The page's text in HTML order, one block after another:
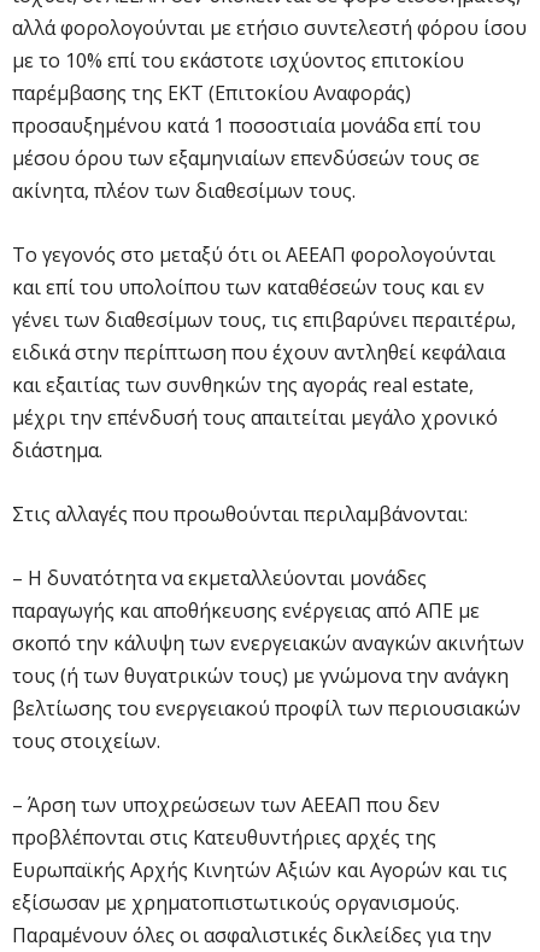
αλλά φορολογούνται με ετήσιο συντελεστή φόρου ίσου
με το 10% επί του εκάστοτε ισχύοντος επιτοκίου
παρέμβασης της ΕΚΤ (Επιτοκίου Αναφοράς)
προσαυξημένου κατά 1 ποσοστιαία μονάδα επί του
μέσου όρου των εξαμηνιαίων επενδύσεών τους σε
ακίνητα, πλέον των διαθεσίμων τους.
Το γεγονός στο μεταξύ ότι οι ΑΕΕΑΠ φορολογούνται
και επί του υπολοίπου των καταθέσεών τους και εν
γένει των διαθεσίμων τους, τις επιβαρύνει περαιτέρω,
ειδικά στην περίπτωση που έχουν αντληθεί κεφάλαια
και εξαιτίας των συνθηκών της αγοράς real estate,
μέχρι την επένδυσή τους απαιτείται μεγάλο χρονικό
διάστημα.
Στις αλλαγές που προωθούνται περιλαμβάνονται:
– Η δυνατότητα να εκμεταλλεύονται μονάδες
παραγωγής και αποθήκευσης ενέργειας από ΑΠΕ με
σκοπό την κάλυψη των ενεργειακών αναγκών ακινήτων
τους (ή των θυγατρικών τους) με γνώμονα την ανάγκη
βελτίωσης του ενεργειακού προφίλ των περιουσιακών
τους στοιχείων.
– Άρση των υποχρεώσεων των ΑΕΕΑΠ που δεν
προβλέπονται στις Κατευθυντήριες αρχές της
Ευρωπαϊκής Αρχής Κινητών Αξιών και Αγορών και τις
εξίσωσαν με χρηματοπιστωτικούς οργανισμούς.
Παραμένουν όλες οι ασφαλιστικές δικλείδες για την